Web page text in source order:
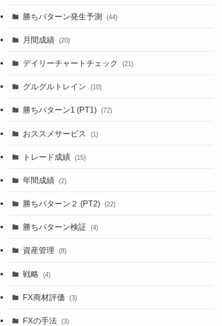
勝ちパターン発生予測 (44)
月間成績 (20)
デイリーチャートチェック (21)
グルグルトレイン (10)
勝ちパターン1 (PT1) (72)
おススメサービス (1)
トレード成績 (15)
年間成績 (2)
勝ちパターン２ (PT2) (22)
勝ちパターン検証 (4)
資産管理 (8)
戦略 (4)
FX商材評価 (3)
FXの手法 (3)